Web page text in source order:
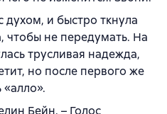
духом, и быстро ткнула
чтобы не передумать. На
трусливая надежда,
но после первого же
«алло».
Бейн. – Голос